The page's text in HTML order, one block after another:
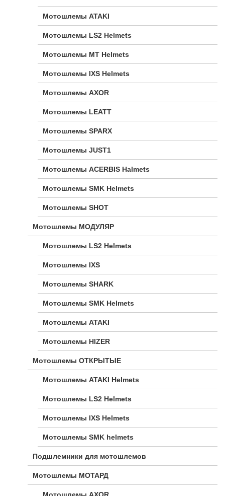
Мотошлемы ATAKI
Мотошлемы LS2 Helmets
Мотошлемы MT Helmets
Мотошлемы IXS Helmets
Мотошлемы AXOR
Мотошлемы LEATT
Мотошлемы SPARX
Мотошлемы JUST1
Мотошлемы ACERBIS Halmets
Мотошлемы SMK Helmets
Мотошлемы SHOT
Мотошлемы МОДУЛЯР
Мотошлемы LS2 Helmets
Мотошлемы IXS
Мотошлемы SHARK
Мотошлемы SMK Helmets
Мотошлемы ATAKI
Мотошлемы HIZER
Мотошлемы ОТКРЫТЫЕ
Мотошлемы ATAKI Helmets
Мотошлемы LS2 Helmets
Мотошлемы IXS Helmets
Мотошлемы SMK helmets
Подшлемники для мотошлемов
Мотошлемы МОТАРД